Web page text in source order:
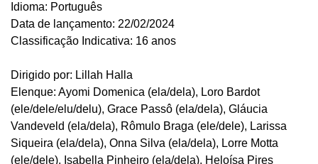
Idioma: Português
Data de lançamento: 22/02/2024
Classificação Indicativa: 16 anos
Dirigido por: Lillah Halla
Elenque: Ayomi Domenica (ela/dela), Loro Bardot
(ele/dele/elu/delu), Grace Passô (ela/dela), Gláucia
Vandeveld (ela/dela), Rômulo Braga (ele/dele), Larissa
Siqueira (ela/dela), Onna Silva (ela/dela), Lorre Motta
(ele/dele), Isabella Pinheiro (ela/dela), Heloísa Pires